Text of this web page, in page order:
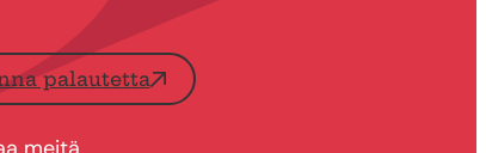
palautetta